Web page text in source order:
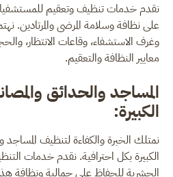
نقدم خدمات تنظيف وتعقيم
على نظافة وسلامة المرضى والمرتادين.
وغرف الاستشفاء، وقاعات الانتظار،
معايير النظافة والتعقيم.
المساجد والحدائق
الكبيرة:
نمتلك الخبرة والكفاءة لتنظيف المساجد
الكبيرة بكل احترافية. نقدم خدمات
الحشرية للحفاظ على جمالية ونظافة